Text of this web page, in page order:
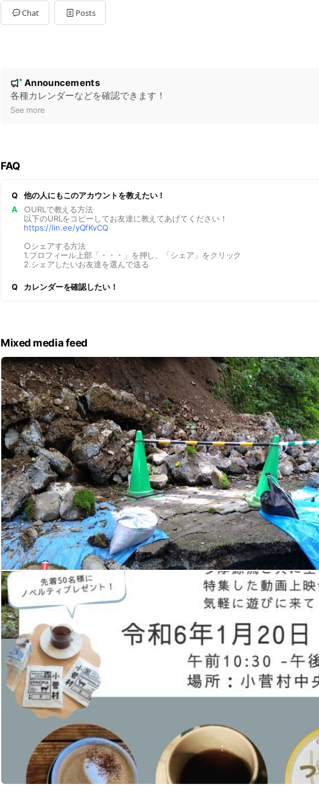
Chat Posts
e
New
Announcements
各種カレンダーなどを確認できます！
See more
FAQ
Q
他の人にもこのアカウントを教えたい！
A
○URLで教える方法
以下のURLをコピーしてお友達に教えてあげてください！
https://lin.ee/yQfKvCQ
○シェアする方法
1.プロフィール上部「・・・」を押し、「シェア」をクリック
2.シェアしたいお友達を選んで送る
Q カレンダーを確認したい！
Mixed media feed